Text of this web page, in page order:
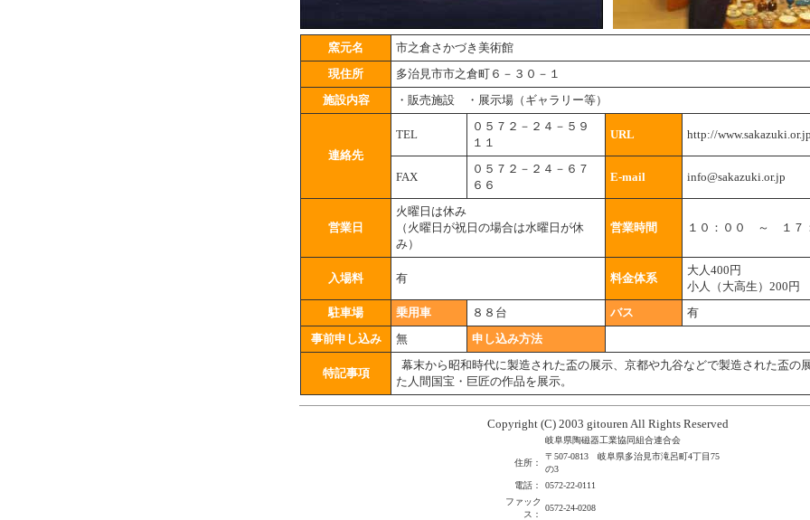
窯元名
市之倉さかづき美術館
現住所
多治見市市之倉町６－３０－１
施設内容
・販売施設 ・展示場（ギャラリー等）
連絡先
TEL
０５７２－２４－５９
１１
URL http://www.sakazuki.or.jp
FAX
０５７２－２４－６７
６６
E-mail info@sakazuki.or.jp
営業日
火曜日は休み
（火曜日が祝日の場合は水曜日が休
み）
営業時間 １０：００ ～ １７
入場料 有 料金体系
大人400円
小人（大高生）200円
駐車場
乗用車 ８８台 バス
有
事前申し込み
無 申し込み方法
特記事項
幕末から昭和時代に製造された盃の展示、京都や九谷などで製造された盃の
た人間国宝・巨匠の作品を展示。
Copyright (C) 2003 gitouren All Rights Reserved
岐阜県陶磁器工業協同組合連合会
住所：
〒507-0813 岐阜県多治見市滝呂町4丁目75
の3
電話：
0572-22-0111
ファック
ス：
0572-24-0208